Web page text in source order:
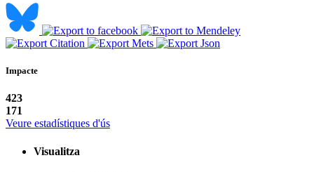
Impacte
423
171
Veure estadístiques d'ús
Visualitza